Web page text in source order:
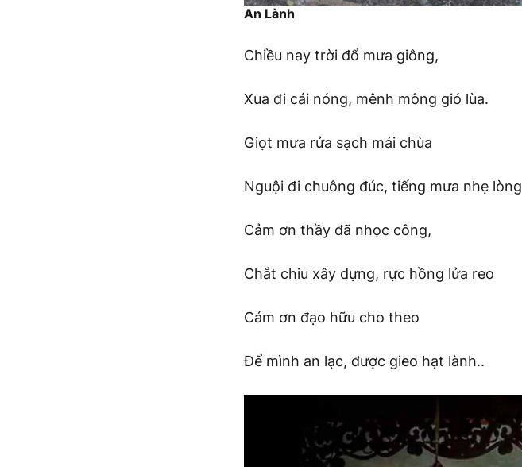
An Lành
Chiều nay trời đổ mưa giông,
Xua đi cái nóng, mênh mông gió lùa.
Giọt mưa rửa sạch mái chùa
Nguội đi chuông đúc, tiếng mưa nhẹ lòng
Cảm ơn thầy đã nhọc công,
Chắt chiu xây dựng, rực hồng lửa reo
Cám ơn đạo hữu cho theo
Để mình an lạc, được gieo hạt lành..